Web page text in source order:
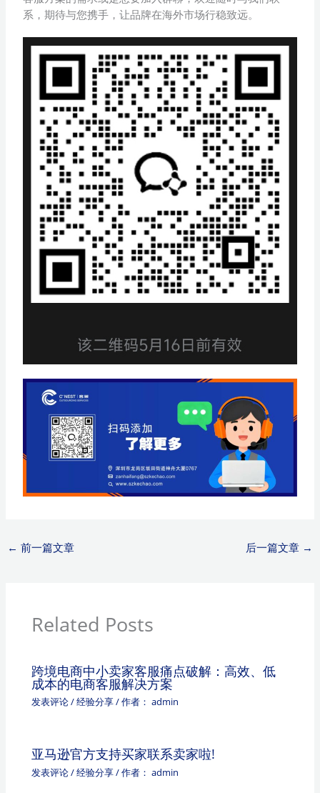
系，期待与您携手，让品牌在海外市场行稳致远。
← 前一篇文章 后一篇文章 →
Related Posts
跨境电商中小卖家客服痛点破解：高效、低
成本的电商客服解决方案
发表评论/经验分享/ 作者： admin
亚马逊官方支持买家联系卖家啦!
发表评论/经验分享/ 作者： admin